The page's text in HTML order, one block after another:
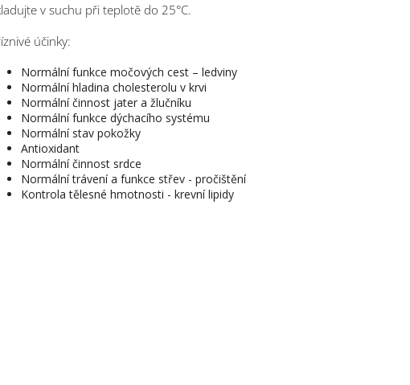
v suchu při teplotě do 25°C.
účinky:
Normální funkce močových cest – ledviny
Normální hladina cholesterolu v krvi
Normální činnost jater a žlučníku
Normální funkce dýchacího systému
Normální stav pokožky
Antioxidant
Normální činnost srdce
Normální trávení a funkce střev - pročištění
Kontrola tělesné hmotnosti - krevní lipidy